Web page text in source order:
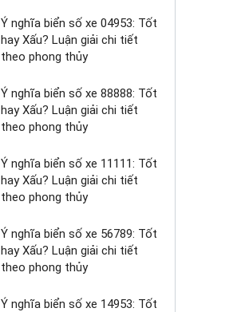
Ý nghĩa biển số xe 04953: Tốt
hay Xấu? Luận giải chi tiết
theo phong thủy
Ý nghĩa biển số xe 88888: Tốt
hay Xấu? Luận giải chi tiết
theo phong thủy
Ý nghĩa biển số xe 11111: Tốt
hay Xấu? Luận giải chi tiết
theo phong thủy
Ý nghĩa biển số xe 56789: Tốt
hay Xấu? Luận giải chi tiết
theo phong thủy
Ý nghĩa biển số xe 14953: Tốt